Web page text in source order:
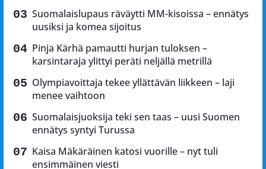
Suomalaislupaus räväytti MM-kisoissa – ennätys
uusiksi ja komea sijoitus
Pinja Kärhä pamautti hurjan tuloksen –
karsintaraja ylittyi peräti neljällä metrillä
Olympiavoittaja tekee yllättävän liikkeen – laji
menee vaihtoon
Suomalaisjuoksija teki sen taas – uusi Suomen
ennätys syntyi Turussa
Kaisa Mäkäräinen katosi vuorille – nyt tuli
ensimmäinen viesti